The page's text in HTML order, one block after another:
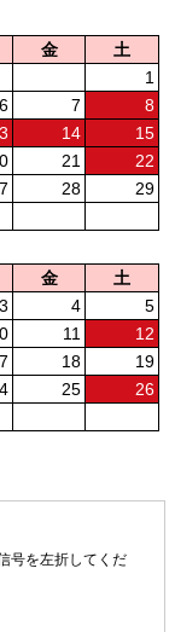
金
土
1
6 7
8
14
15
21
22
28
29
金
土
3 4
5
11
12
18
19
25
26
号を左折してくだ